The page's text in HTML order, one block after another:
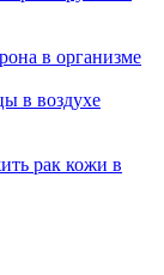
в организме
в воздухе
рак кожи в